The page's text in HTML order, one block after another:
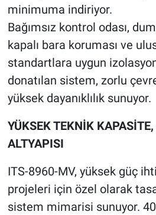
minimuma indiriyor.
Bağımsız kontrol odası,
kapalı bara koruması ve
standartlara uygun
donatılan sistem, zorlu
yüksek dayanıklılık sunuyor.
YÜKSEK TEKNİK
ALTYAPISI
ITS-8960-MV, yüksek güç
projeleri için özel olarak
sistem mimarisi sunuyor.